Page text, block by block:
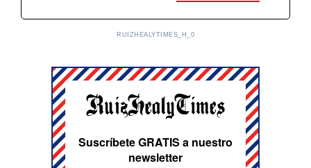
RUIZHEALYTIMES_H_0
Suscríbete GRATIS a nuestro
newsletter